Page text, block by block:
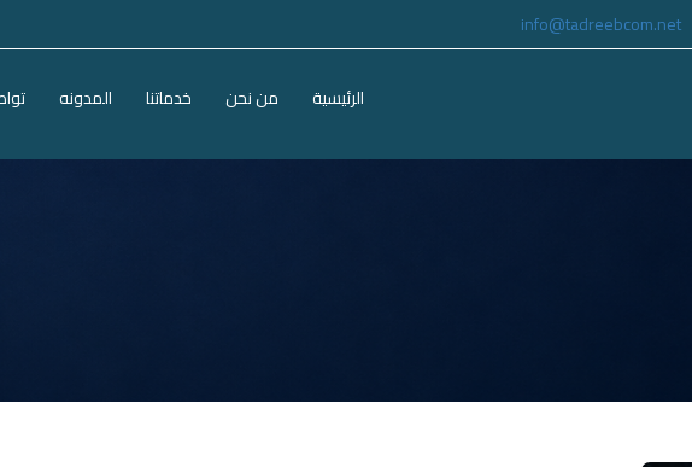
info@tadreebcom.net
الرئيسية من نحن خدماتنا المدونه